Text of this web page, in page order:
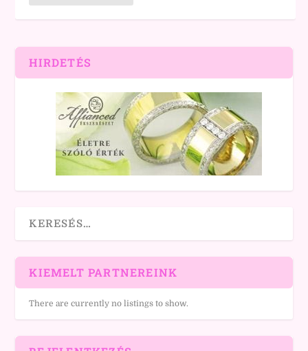
HIRDETÉS
KIEMELT PARTNEREINK
There are currently no listings to show.